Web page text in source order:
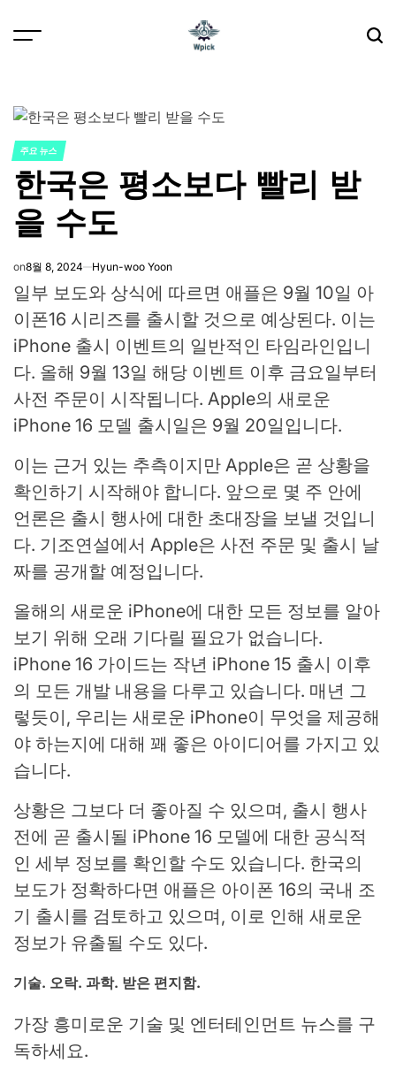
POSTED
IN
주요 뉴스
한국은 평소보다 빨리 받
을 수도
on8월 8, 2024 Hyun-woo Yoon
일부 보도와 상식에 따르면 애플은 9월 10일 아
이폰16 시리즈를 출시할 것으로 예상된다. 이는
iPhone 출시 이벤트의 일반적인 타임라인입니
다. 올해 9월 13일 해당 이벤트 이후 금요일부터
사전 주문이 시작됩니다. Apple의 새로운
iPhone 16 모델 출시일은 9월 20일입니다.
이는 근거 있는 추측이지만 Apple은 곧 상황을
확인하기 시작해야 합니다. 앞으로 몇 주 안에
언론은 출시 행사에 대한 초대장을 보낼 것입니
다. 기조연설에서 Apple은 사전 주문 및 출시 날
짜를 공개할 예정입니다.
올해의 새로운 iPhone에 대한 모든 정보를 알아
보기 위해 오래 기다릴 필요가 없습니다.
iPhone 16 가이드는 작년 iPhone 15 출시 이후
의 모든 개발 내용을 다루고 있습니다. 매년 그
렇듯이, 우리는 새로운 iPhone이 무엇을 제공해
야 하는지에 대해 꽤 좋은 아이디어를 가지고 있
습니다.
상황은 그보다 더 좋아질 수 있으며, 출시 행사
전에 곧 출시될 iPhone 16 모델에 대한 공식적
인 세부 정보를 확인할 수도 있습니다. 한국의
보도가 정확하다면 애플은 아이폰 16의 국내 조
기 출시를 검토하고 있으며, 이로 인해 새로운
정보가 유출될 수도 있다.
기술. 오락. 과학. 받은 편지함.
가장 흥미로운 기술 및 엔터테인먼트 뉴스를 구
독하세요.